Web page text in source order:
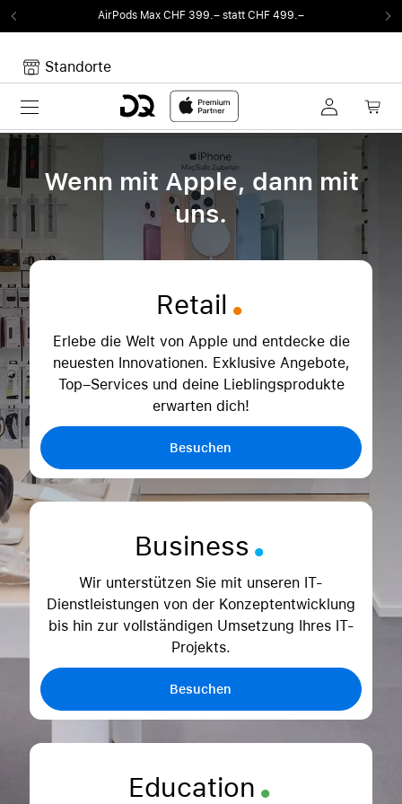
AirPods Max CHF 399.– statt CHF 499.–
Standorte
Toggle navigation
Dein Warenkorb
Noch keine Artikel im Warenkorb.
Wenn mit Apple, dann mit
uns.
Retail .
Erlebe die Welt von Apple und entdecke die
neuesten Innovationen. Exklusive Angebote,
Top–Services und deine Lieblingsprodukte
erwarten dich!
Besuchen
Business .
Wir unterstützen Sie mit unseren IT-
Dienstleistungen von der Konzeptentwicklung
bis hin zur vollständigen Umsetzung Ihres IT-
Projekts.
Besuchen
Education .